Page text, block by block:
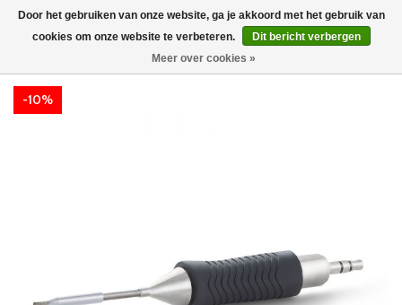
-10%
-10%
-10%
Door het gebruiken van onze website, ga je akkoord met het gebruik van
cookies om onze website te verbeteren.
Dit bericht verbergen
Meer over cookies »